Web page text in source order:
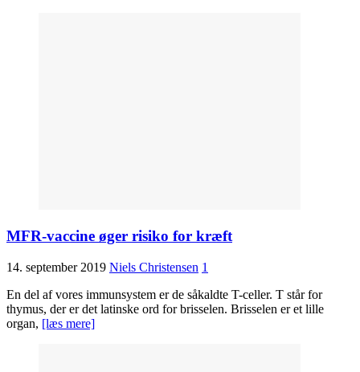
MFR-vaccine øger risiko for kræft
14. september 2019 Niels Christensen 1
En del af vores immunsystem er de såkaldte T-celler. T står for
thymus, der er det latinske ord for brisselen. Brisselen er et lille
organ, [læs mere]